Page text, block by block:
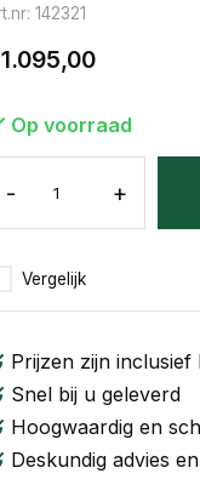
142321
Op voorraad
- +
Vergelijk
Prijzen zijn inclusief
Snel bij u geleverd
Hoogwaardig en
Deskundig advies